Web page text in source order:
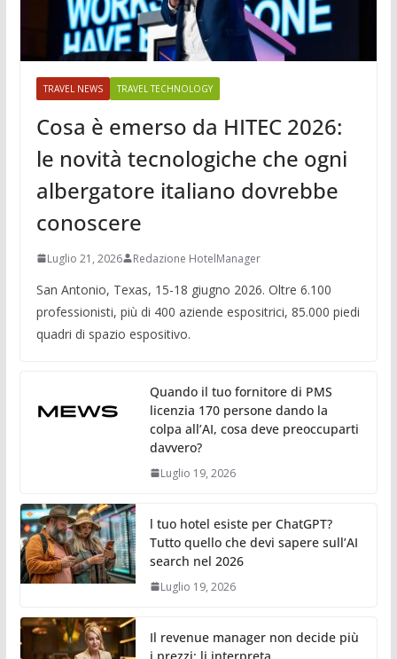
TRAVEL NEWS TRAVEL TECHNOLOGY
Cosa è emerso da HITEC 2026:
le novità tecnologiche che ogni
albergatore italiano dovrebbe
conoscere
Luglio 21, 2026 Redazione HotelManager
San Antonio, Texas, 15-18 giugno 2026. Oltre 6.100
professionisti, più di 400 aziende espositrici, 85.000 piedi
quadri di spazio espositivo.
Quando il tuo fornitore di PMS
licenzia 170 persone dando la
colpa all’AI, cosa deve preoccuparti
davvero?
Luglio 19, 2026
l tuo hotel esiste per ChatGPT?
Tutto quello che devi sapere sull’AI
search nel 2026
Luglio 19, 2026
Il revenue manager non decide più